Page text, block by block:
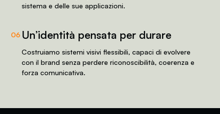
sistema e delle sue applicazioni.
06 Un’identità pensata per durare
Costruiamo sistemi visivi flessibili, capaci di evolvere
con il brand senza perdere riconoscibilità, coerenza e
forza comunicativa.